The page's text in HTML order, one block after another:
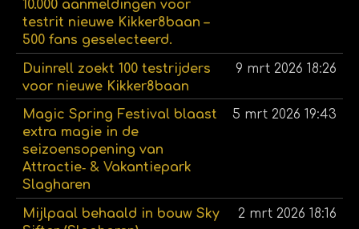
10.000 aanmeldingen voor
testrit nieuwe Kikker8baan –
500 fans geselecteerd.
Duinrell zoekt 100 testrijders
voor nieuwe Kikker8baan
9 mrt 2026 18:26
Magic Spring Festival blaast
extra magie in de
seizoensopening van
Attractie‑ & Vakantiepark
Slagharen
5 mrt 2026 19:43
Mijlpaal behaald in bouw Sky
2 mrt 2026 18:16